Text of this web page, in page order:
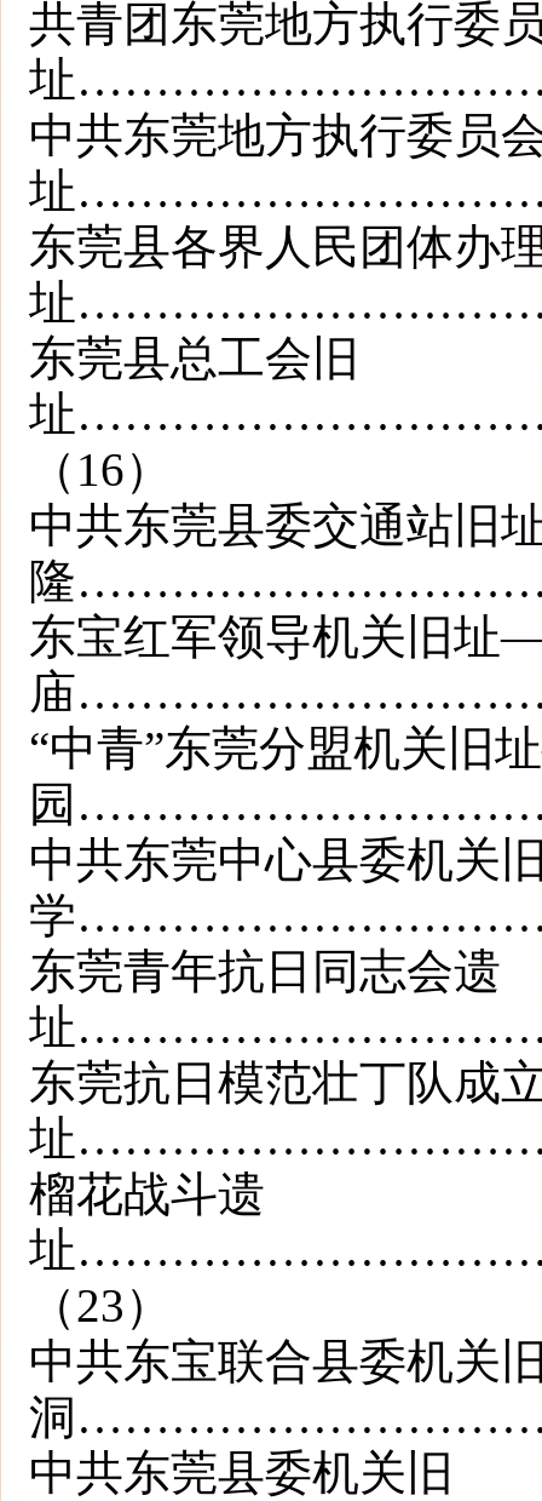
共青团东莞地方执行委
址
中共东莞地方执行委员
址
东莞县各界人民团体办
址
东莞县总工会旧
址
（16）
中共东莞县委交通站
隆
东宝红军领导机关旧
庙
“中青”东莞分盟机关
园
中共东莞中心县委机
学
东莞青年抗日同志会遗
址
东莞抗日模范壮丁队成
址
榴花战斗遗
址
（23）
中共东宝联合县委机
洞
中共东莞县委机关旧